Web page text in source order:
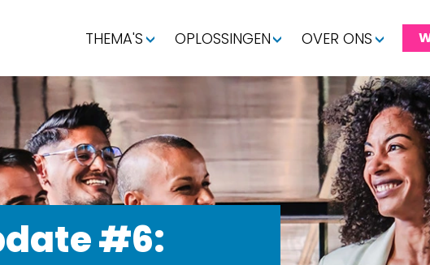
THEMA'S OPLOSSINGEN OVER ONS
#6: